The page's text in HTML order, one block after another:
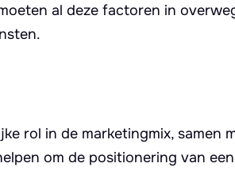
al deze factoren in
rol in de marketingmix, samen
om de positionering van